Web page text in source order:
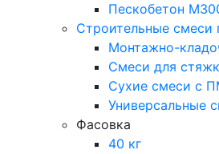
Пескобетон
Строительные смеси
Монтажно-
Смеси для
Сухие смеси с
Универсальные
Фасовка
40 кг